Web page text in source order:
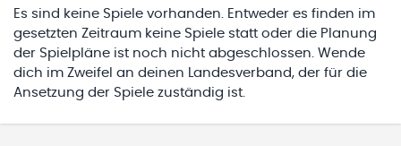
Es sind keine Spiele vorhanden. Entweder es finden im
gesetzten Zeitraum keine Spiele statt oder die Planung
der Spielpläne ist noch nicht abgeschlossen. Wende
dich im Zweifel an deinen Landesverband, der für die
Ansetzung der Spiele zuständig ist.